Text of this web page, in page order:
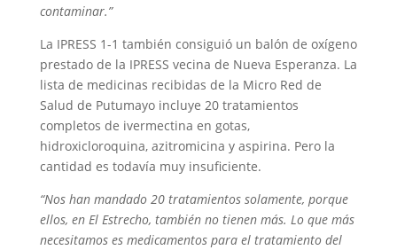
contaminar.”
La IPRESS 1-1 también consiguió un balón de oxígeno
prestado de la IPRESS vecina de Nueva Esperanza. La
lista de medicinas recibidas de la Micro Red de
Salud de Putumayo incluye 20 tratamientos
completos de ivermectina en gotas,
hidroxicloroquina, azitromicina y aspirina. Pero la
cantidad es todavía muy insuficiente.
“Nos han mandado 20 tratamientos solamente, porque
ellos, en El Estrecho, también no tienen más. Lo que más
necesitamos es medicamentos para el tratamiento del